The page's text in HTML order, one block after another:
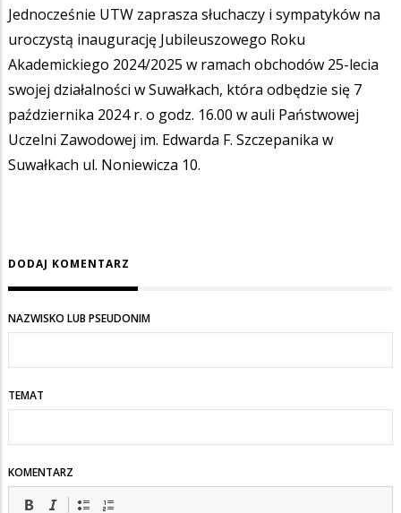
Jednocześnie UTW zaprasza słuchaczy i sympatyków na
uroczystą inaugurację Jubileuszowego Roku
Akademickiego 2024/2025 w ramach obchodów 25-lecia
swojej działalności w Suwałkach, która odbędzie się 7
października 2024 r. o godz. 16.00 w auli Państwowej
Uczelni Zawodowej im. Edwarda F. Szczepanika w
Suwałkach ul. Noniewicza 10.
DODAJ KOMENTARZ
NAZWISKO LUB PSEUDONIM
TEMAT
KOMENTARZ